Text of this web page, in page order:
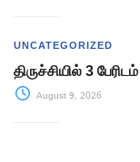
UNCATEGORIZED
திருச்சியில் 3
August 9, 2026